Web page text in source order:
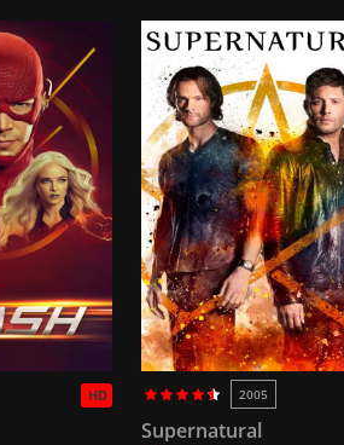
HD 2005
Supernatural